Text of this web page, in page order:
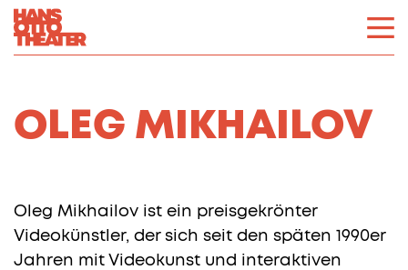
OLEG MIKHAILOV
Oleg Mikhailov ist ein preisgekrönter
Videokünstler, der sich seit den späten 1990er
Jahren mit Videokunst und interaktiven